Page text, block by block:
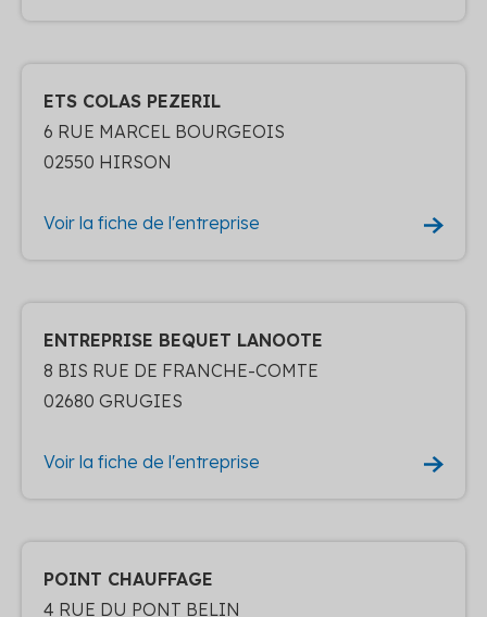
ETS COLAS PEZERIL
6 RUE MARCEL BOURGEOIS
02550 HIRSON
Voir la fiche de l'entreprise
ENTREPRISE BEQUET LANOOTE
8 BIS RUE DE FRANCHE-COMTE
02680 GRUGIES
Voir la fiche de l'entreprise
POINT CHAUFFAGE
4 RUE DU PONT BELIN